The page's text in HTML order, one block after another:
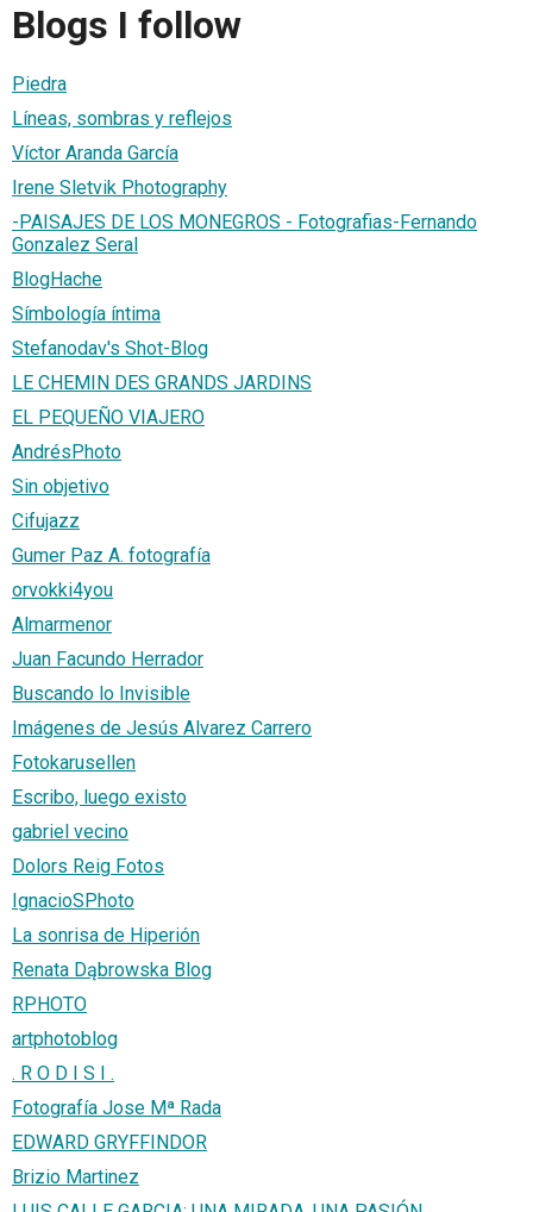
Blogs I follow
Piedra
Líneas, sombras y reflejos
Víctor Aranda García
Irene Sletvik Photography
-PAISAJES DE LOS MONEGROS - Fotografias-Fernando
Gonzalez Seral
BlogHache
Símbología íntima
Stefanodav's Shot-Blog
LE CHEMIN DES GRANDS JARDINS
EL PEQUEÑO VIAJERO
AndrésPhoto
Sin objetivo
Cifujazz
Gumer Paz A. fotografía
orvokki4you
Almarmenor
Juan Facundo Herrador
Buscando lo Invisible
Imágenes de Jesús Alvarez Carrero
Fotokarusellen
Escribo, luego existo
gabriel vecino
Dolors Reig Fotos
IgnacioSPhoto
La sonrisa de Hiperión
Renata Dąbrowska Blog
RPHOTO
artphotoblog
. R O D I S I .
Fotografía Jose Mª Rada
EDWARD GRYFFINDOR
Brizio Martinez